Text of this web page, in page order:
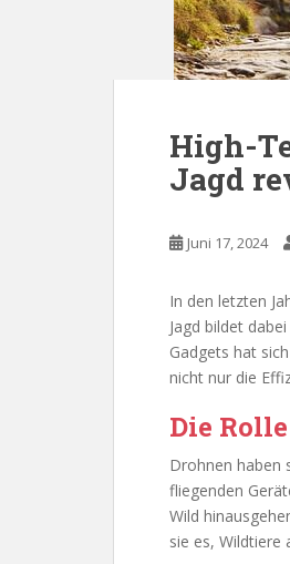
High-
Jagd
Juni 17, 2024
In den letzten
Jagd bildet
Gadgets hat
nicht nur die
Die
Drohnen haben
fliegenden
Wild
sie es, Wildtiere